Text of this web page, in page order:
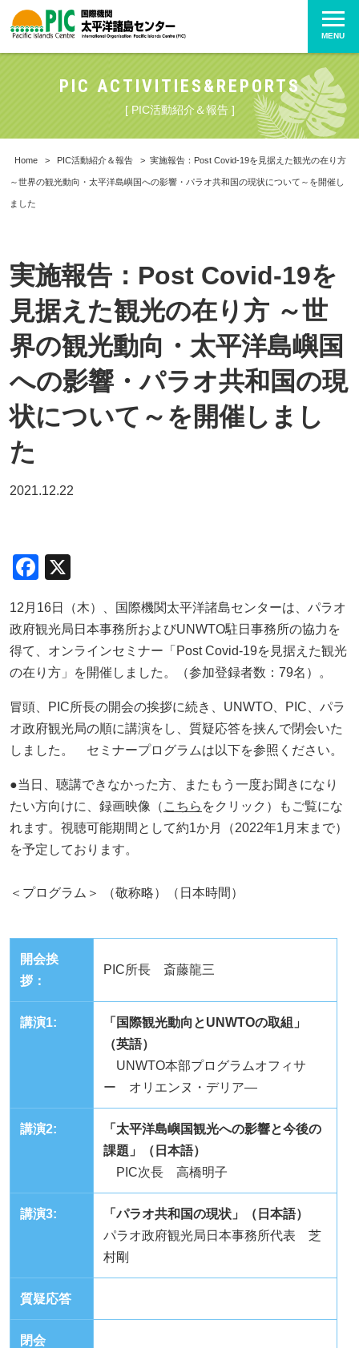
MENU
PIC ACTIVITIES&REPORTS
[ PIC活動紹介＆報告 ]
Home > PIC活動紹介＆報告 > 実施報告：Post Covid-19を見据えた観光の在り方
～世界の観光動向・太平洋島嶼国への影響・パラオ共和国の現状について～を開催し
ました
実施報告：Post Covid-19を
見据えた観光の在り方 ～世
界の観光動向・太平洋島嶼国
への影響・パラオ共和国の現
状について～を開催しまし
た
2021.12.22
F
c
e
b
o
o
k
12月 16日（木）、国際機関太平洋諸島センターは、パラオ
政府観光局日本事務所およびUNWTO駐日事務所の協力を
得て、オンラインセミナー「 Post Covid-19を見据えた観光
の在り方」を開催しました。（参加登録者数： 79名）。
冒頭、 PIC所長の開会の挨拶に続き、 UNWTO PIC 、パラ
オ政府観光局の順に講演をし、質疑応答を挟んで閉会いた
しました。 セミナープログラムは以下を参照ください。
●当日、聴講できなかった方、またもう一度お聞きになり
たい方向けに、録画映像（ こちら をクリック）もご覧にな
れます。視聴可能期間として約1か月（2022年1 月末まで）
を予定しております。
＜プログラム＞ （敬称略）（日本時間）
開会挨
拶：
PIC所長 斎藤龍三
講演1:
「国際観光動向とUNWTOの取組」
（英語）
UNWTO本部プログラムオフィサ
ー オリエンヌ・デリア―
講演2:
「太平洋島嶼国観光への影響と今後の
課題」（日本語）
PIC次長 高橋明子
講演3:
「パラオ共和国の現状」（日本語）
パラオ政府観光局日本事務所代表 芝
村剛
質疑応答
閉会